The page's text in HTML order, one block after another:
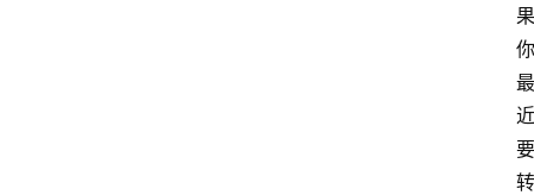
果
你
最
近
要
转